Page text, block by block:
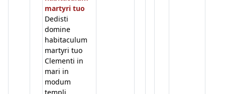
martyri tuo
Dedisti
domine
habitaculum
martyri tuo
Clementi in
mari in
modum